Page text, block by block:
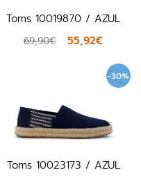
Toms 10019870 / AZUL
69,90€ 55,92€
-30%
Toms 10023173 / AZUL